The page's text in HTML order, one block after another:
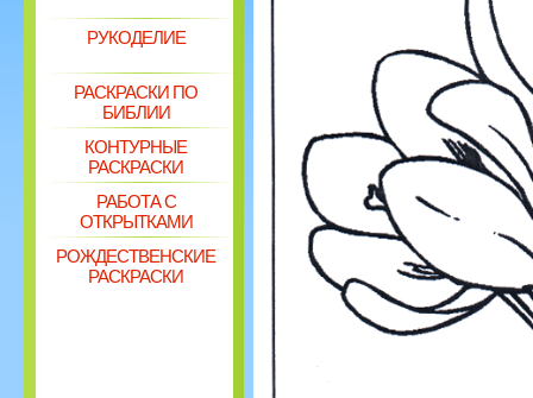
РУКОДЕЛИЕ
РАСКРАСКИ ПО
БИБЛИИ
КОНТУРНЫЕ
РАСКРАСКИ
РАБОТА С
ОТКРЫТКАМИ
РОЖДЕСТВЕНСКИЕ
РАСКРАСКИ